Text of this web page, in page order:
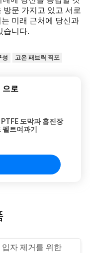
방문 가지고 있고 서로
미래 근처에 당신과
습니다.
성 고온 패브릭 직포
으로
도막과 흡진장
트여과기
입자 제거를 위한